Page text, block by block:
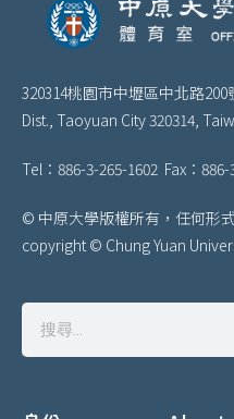
320314桃園市中壢區中北路200
Dist., Taoyuan City 320314,
Tel：886-3-265-1602 Fax：886-
© 中原大學版權所有，任何形
copyright © Chung Yuan